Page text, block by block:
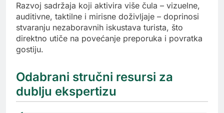
Razvoj sadržaja koji aktivira više čula – vizuelne,
auditivne, taktilne i mirisne doživljaje – doprinosi
stvaranju nezaboravnih iskustava turista, što
direktno utiče na povećanje preporuka i povratka
gostiju.
Odabrani stručni resursi za
dublju ekspertizu